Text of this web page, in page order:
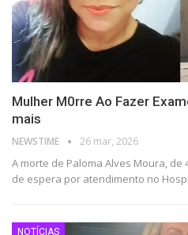
Mulher M0rre Ao Fazer
mais
NEWSTIME 26 mar, 2026
A morte de Paloma Alves Moura,
de espera por atendimento no
NOTÍCIAS